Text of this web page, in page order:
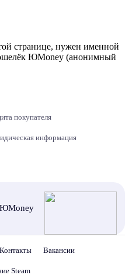
странице, нужен именной
ЮMoney (анонимный
покупателя
информация
ЮMoney
Контакты Вакансии
Steam